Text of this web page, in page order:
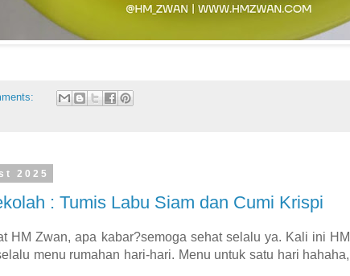
2025
: Tumis Labu Siam dan Cumi Krispi
HM Zwan, apa kabar?semoga sehat selalu ya. Kali ini
menu rumahan hari-hari. Menu untuk satu hari